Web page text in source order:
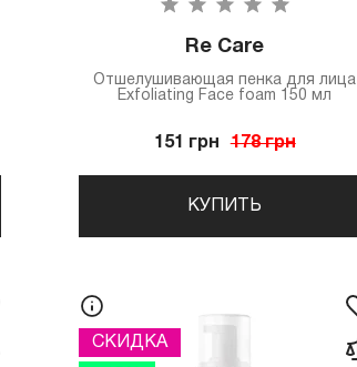
Re Care
Отшелушивающая пенка для лица
Exfoliating Face foam 150 мл
151 грн 178 грн
КУПИТЬ
СКИДКА